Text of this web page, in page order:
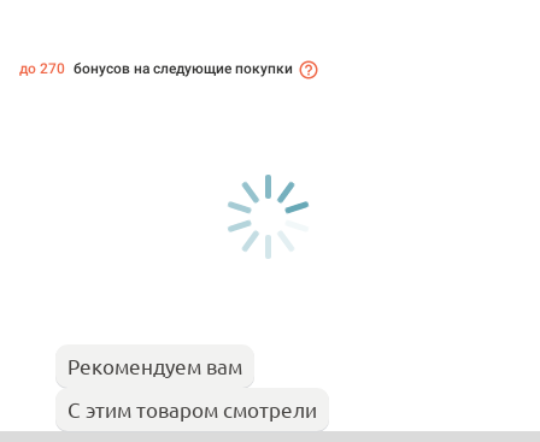
до 270 бонусов на следующие покупки
Рекомендуем вам
С этим товаром смотрели